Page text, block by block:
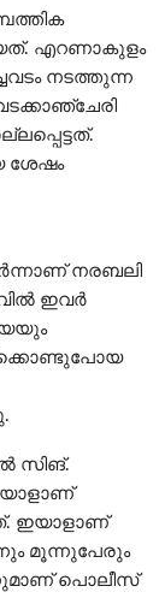
എറണാകുളം
നടത്തുന്ന
ശേഷം
നരബലി
ഇവർ
സിങ്.
ഇയാളാണ്
മൂന്നുപേരും
പൊലീസ്